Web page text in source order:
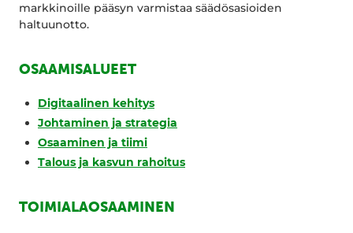
markkinoille pääsyn varmistaa säädösasioiden
haltuunotto.
OSAAMISALUEET
Digitaalinen kehitys
Johtaminen ja strategia
Osaaminen ja tiimi
Talous ja kasvun rahoitus
TOIMIALAOSAAMINEN